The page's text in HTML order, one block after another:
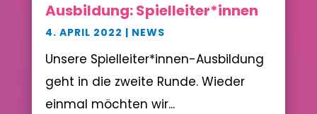
Ausbildung: Spielleiter*innen
4. APRIL 2022 | NEWS
Unsere Spielleiter*innen-Ausbildung
geht in die zweite Runde. Wieder
einmal möchten wir...